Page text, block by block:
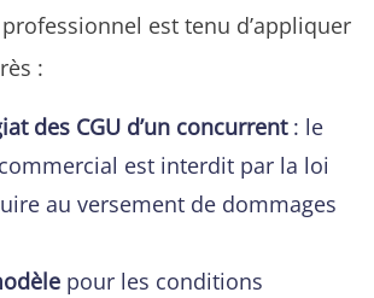
est tenu d’appliquer
:
des CGU d’un concurrent: le
est interdit par la loi
au versement de dommages
pour les conditions